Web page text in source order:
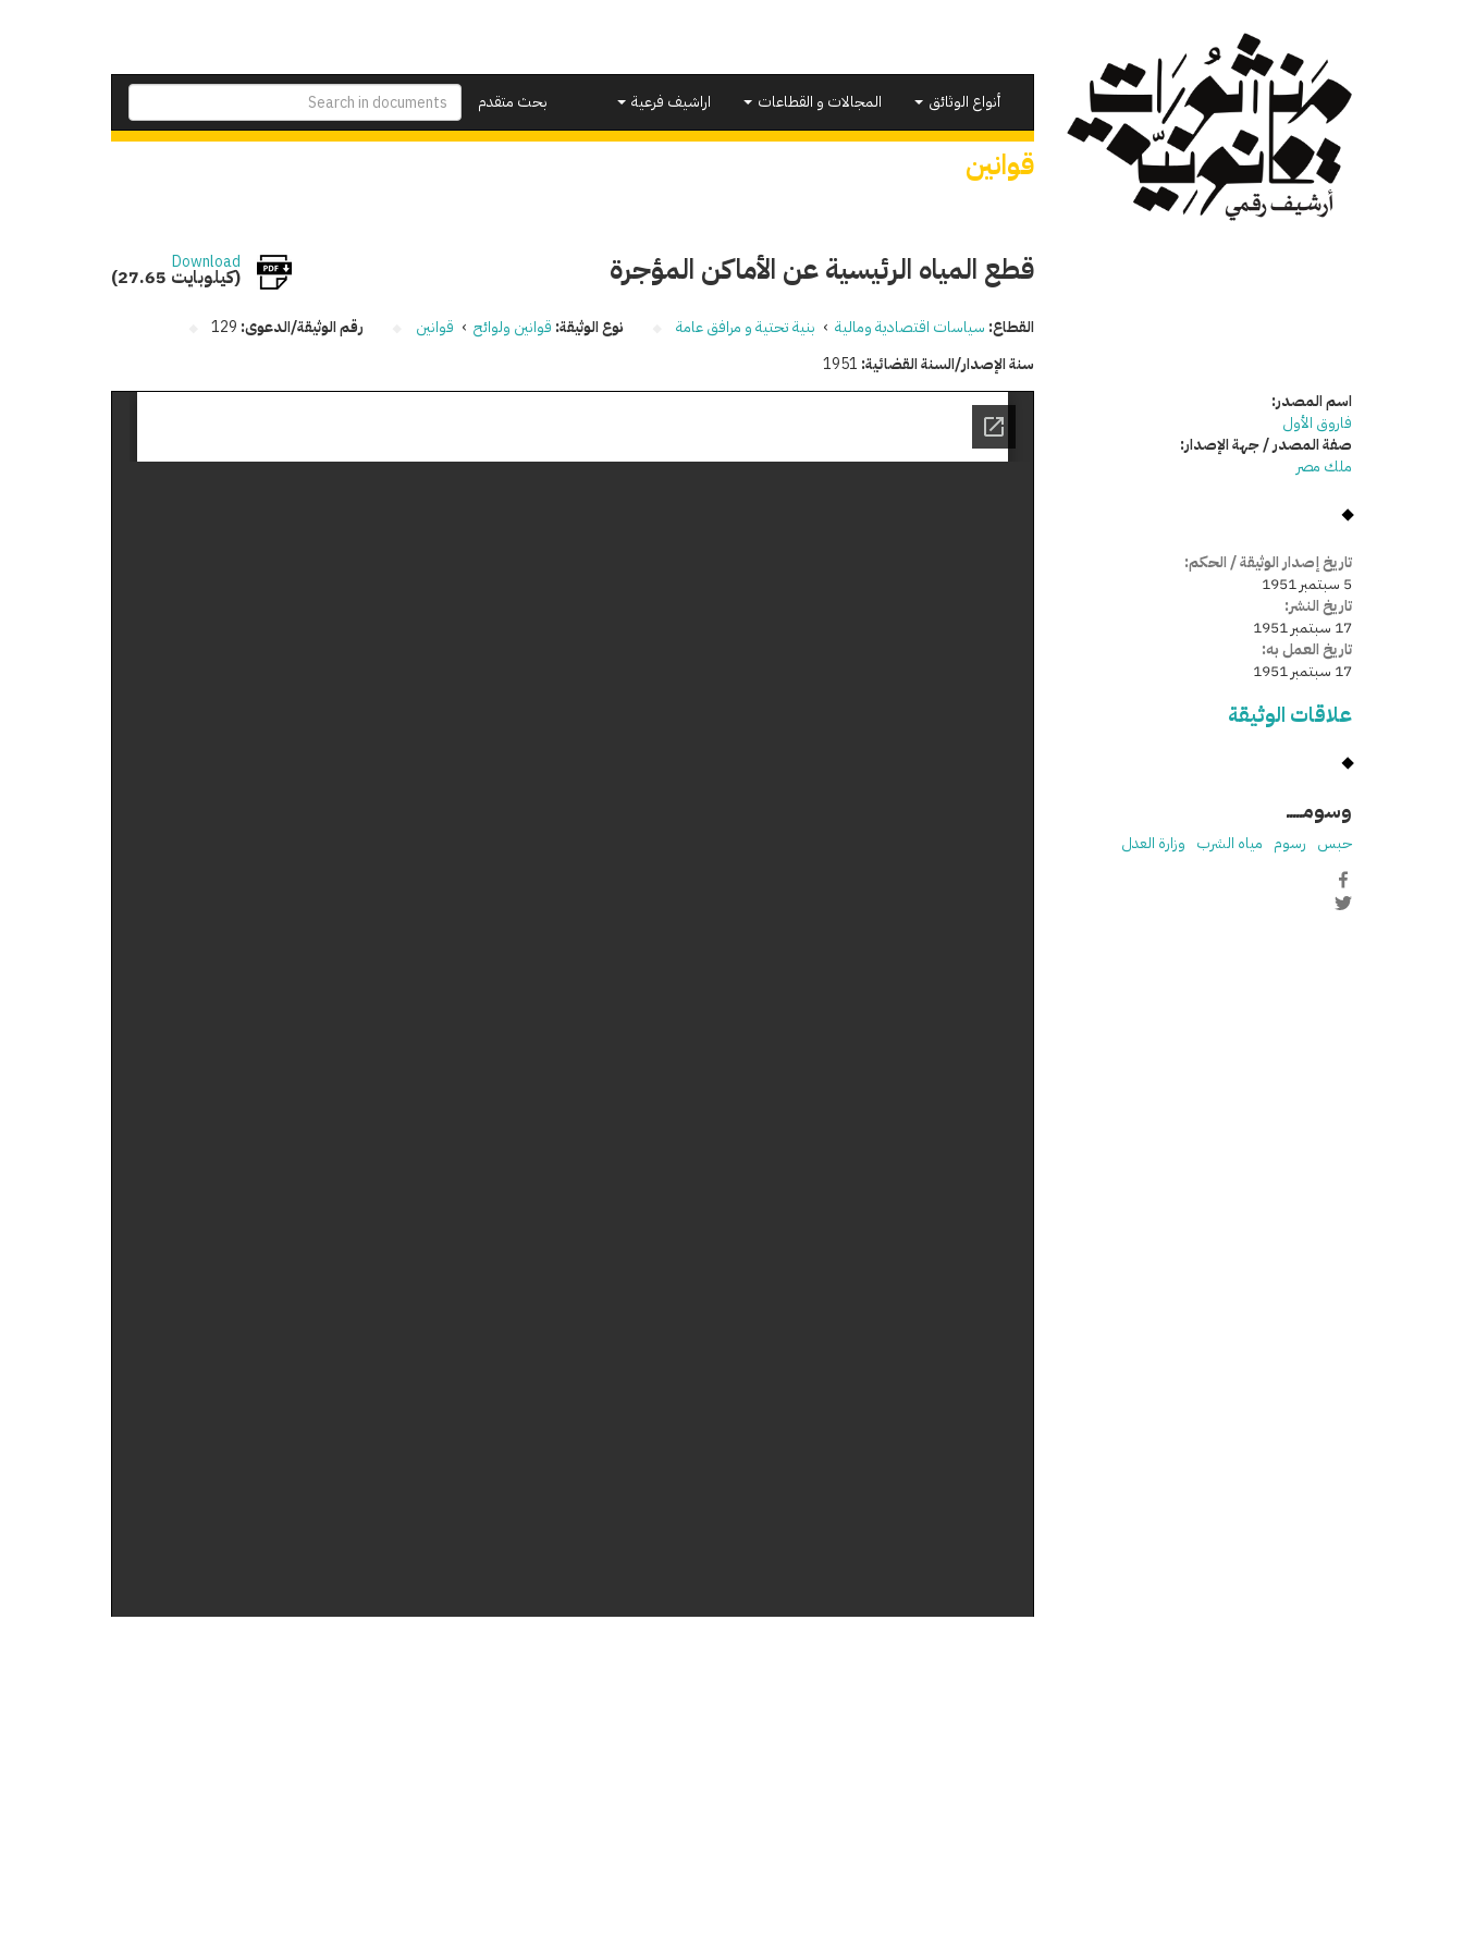
بحث متقدم
أنواع الوثائق المجالات و القطاعات اراشيف فرعية
قوانين
قطع المياه الرئيسية عن الأماكن المؤجرة Download
(27.65 كيلوبايت)
القطاع: سياسات اقتصادية ومالية › بنية تحتية و مرافق عامة نوع الوثيقة: قوانين ولوائح › قوانين رقم الوثيقة/الدعوى: 129
سنة الإصدار/السنة القضائية: 1951
اسم المصدر:
فاروق الأول
صفة المصدر / جهة الإصدار:
ملك مصر
تاريخ إصدار الوثيقة / الحكم:
5 سبتمبر 1951
تاريخ النشر:
17 سبتمبر 1951
تاريخ العمل به:
17 سبتمبر 1951
علاقات الوثيقة
وسومـــــ
حبس رسوم مياه الشرب وزارة العدل